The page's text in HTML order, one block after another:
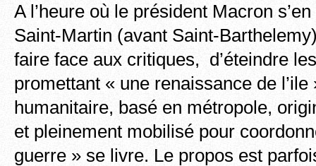
A l’heure où le président Macron
Saint-Martin (avant Saint-
faire face aux critiques, d’éteindre
promettant « une renaissance de
humanitaire, basé en métropole,
et pleinement mobilisé pour
guerre » se livre. Le propos est